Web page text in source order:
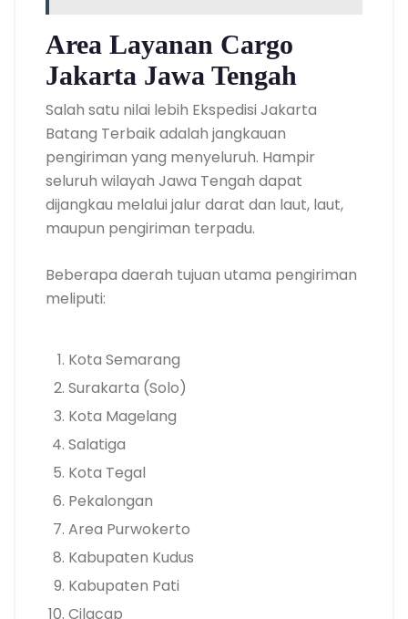
Area Layanan Cargo
Jakarta Jawa Tengah
Salah satu nilai lebih Ekspedisi Jakarta
Batang Terbaik adalah jangkauan
pengiriman yang menyeluruh. Hampir
seluruh wilayah Jawa Tengah dapat
dijangkau melalui jalur darat dan laut, laut,
maupun pengiriman terpadu.
Beberapa daerah tujuan utama pengiriman
meliputi:
Kota Semarang
Surakarta (Solo)
Kota Magelang
Salatiga
Kota Tegal
Pekalongan
Area Purwokerto
Kabupaten Kudus
Kabupaten Pati
Cilacap